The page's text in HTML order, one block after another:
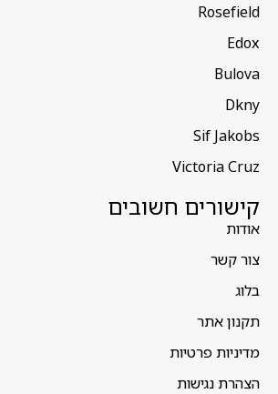
Rosefield
Edox
Bulova
Dkny
Sif Jakobs
Victoria Cruz
קישורים חשובים
אודות
צור קשר
בלוג
תקנון אתר
מדיניות פרטיות
הצהרת נגישות